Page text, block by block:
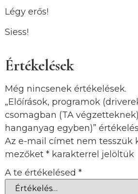
Légy erős!
Siess!
Értékelések
Még nincsenek értékelések.
„Előírások, programok
csomagban (TA
hanganyag egyben)”
Az e-mail címet nem tesszük
mezőket * karakterrel jelöltük
A te értékelésed *